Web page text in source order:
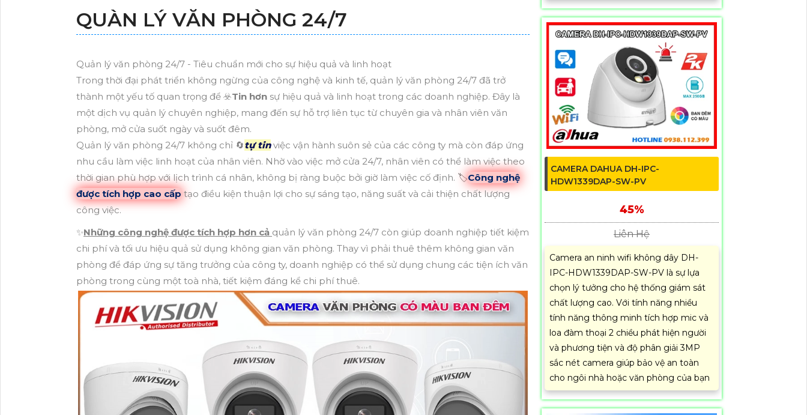
QUÀN LÝ VĂN PHÒNG 24/7
Quản lý văn phòng 24/7 - Tiêu chuẩn mới cho sự hiệu quả và linh hoạt
Trong thời đại phát triển không ngừng của công nghệ và kinh tế, quản lý văn phòng 24/7 đã trở
thành một yếu tố quan trọng để ☣️Tin hơn sự hiệu quả và linh hoạt trong các doanh nghiệp. Đây là
một dịch vụ quản lý chuyên nghiệp, mang đến sự hỗ trợ liên tục từ chuyên gia và nhân viên văn
phòng, mở cửa suốt ngày và suốt đêm.
Quản lý văn phòng 24/7 không chỉ 🔄tự tinviệc vận hành suôn sẻ của các công ty mà còn đáp ứng
nhu cầu làm việc linh hoạt của nhân viên. Nhờ vào việc mở cửa 24/7, nhân viên có thể làm việc theo
thời gian phù hợp với lịch trình cá nhân, không bị ràng buộc bởi giờ làm việc cố định. 🏷Công nghệ
được tích hợp cao cấp tạo điều kiện thuận lợi cho sự sáng tạo, năng suất và cải thiện chất lượng
công việc.
✨Những công nghệ được tích hợp hơn cả quản lý văn phòng 24/7 còn giúp doanh nghiệp tiết kiệm
chi phí và tối ưu hiệu quả sử dụng không gian văn phòng. Thay vì phải thuê thêm không gian văn
phòng để đáp ứng sự tăng trưởng của công ty, doanh nghiệp có thể sử dụng chung các tiện ích văn
phòng trong cùng một toà nhà, tiết kiệm đáng kể chi phí thuê.
CAMERA DAHUA DH-IPC-
HDW1339DAP-SW-PV
45%
Liên Hệ
Camera an ninh wifi không dây DH-
IPC-HDW1339DAP-SW-PV là sự lựa
chọn lý tưởng cho hệ thống giám sát
chất lượng cao. Với tính năng nhiều
tính năng thông minh tích hợp mic và
loa đàm thoại 2 chiều phát hiện người
và phương tiện và độ phân giải 3MP
sắc nét camera giúp bảo vệ an toàn
cho ngôi nhà hoặc văn phòng của bạn